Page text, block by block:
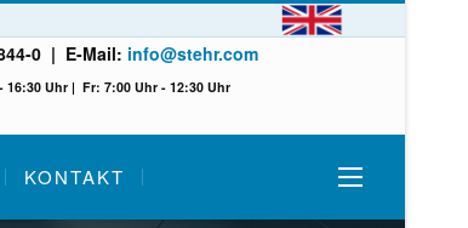
0 | E-Mail: info@stehr.com
Uhr | Fr: 7:00 Uhr - 12:30 Uhr
KONTAKT